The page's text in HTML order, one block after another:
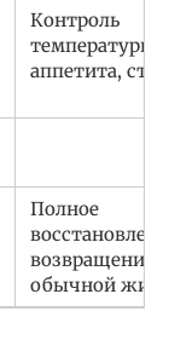
Контроль
температуры,
аппетита,
Полное
возвращение
обычной